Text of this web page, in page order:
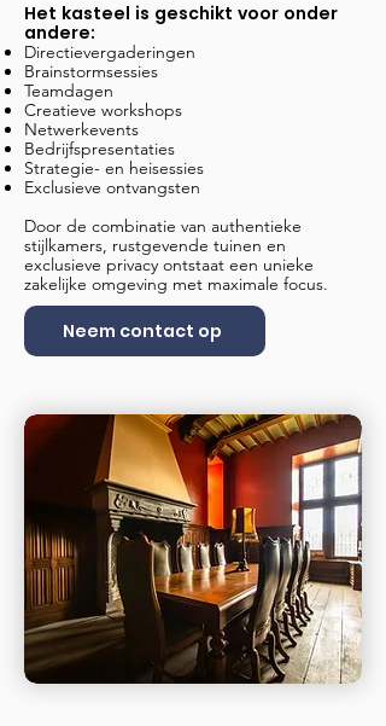
Het kasteel is geschikt voor onder
andere:
Directievergaderingen
Brainstormsessies
Teamdagen
Creatieve workshops
Netwerkevents
Bedrijfspresentaties
Strategie- en heisessies
Exclusieve ontvangsten
Door de combinatie van authentieke
stijlkamers, rustgevende tuinen en
exclusieve privacy ontstaat een unieke
zakelijke omgeving met maximale focus.
Neem contact op